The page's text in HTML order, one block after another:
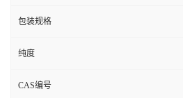
包装规格
纯度
CAS编号